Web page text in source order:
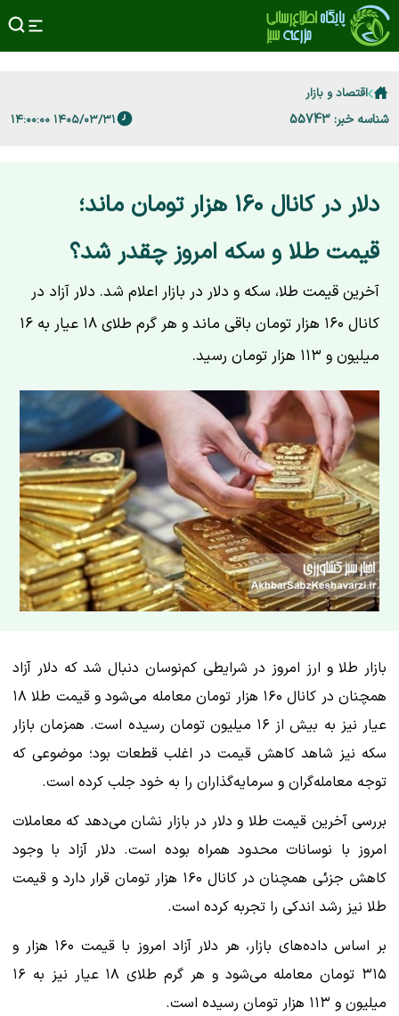
اقتصاد و بازار
شناسه خبر: 55743 ۱۴۰۵/۰۳/۳۱ ۱۴:۰۰:۰۰
دلار در کانال ۱۶۰ هزار تومان ماند؛
قیمت طلا و سکه امروز چقدر شد؟
آخرین قیمت طلا، سکه و دلار در بازار اعلام شد. دلار آزاد در
کانال ۱۶۰ هزار تومان باقی ماند و هر گرم طلای ۱۸ عیار به ۱۶
میلیون و ۱۱۳ هزار تومان رسید.
بازار طلا و ارز امروز در شرایطی کم‌نوسان دنبال شد که دلار آزاد
همچنان در کانال ۱۶۰ هزار تومان معامله می‌شود و قیمت طلا ۱۸
عیار نیز به بیش از ۱۶ میلیون تومان رسیده است. همزمان بازار
سکه نیز شاهد کاهش قیمت در اغلب قطعات بود؛ موضوعی که
توجه معامله‌گران و سرمایه‌گذاران را به خود جلب کرده است.
بررسی آخرین قیمت طلا و دلار در بازار نشان می‌دهد که معاملات
امروز با نوسانات محدود همراه بوده است. دلار آزاد با وجود
کاهش جزئی همچنان در کانال ۱۶۰ هزار تومان قرار دارد و قیمت
طلا نیز رشد اندکی را تجربه کرده است.
بر اساس داده‌های بازار، هر دلار آزاد امروز با قیمت ۱۶۰ هزار و
۳۱۵ تومان معامله می‌شود و هر گرم طلای ۱۸ عیار نیز به ۱۶
میلیون و ۱۱۳ هزار تومان رسیده است.